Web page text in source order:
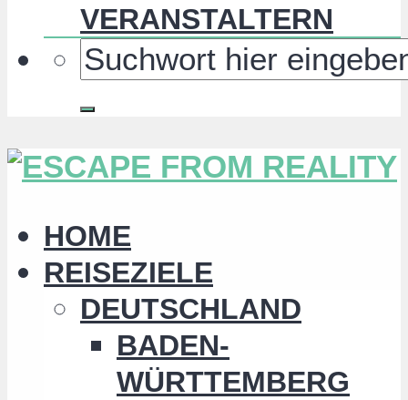
VERANSTALTERN
HOME
REISEZIELE
DEUTSCHLAND
BADEN-
WÜRTTEMBERG